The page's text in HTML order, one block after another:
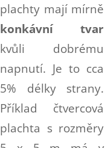
plachty mají mírně
konkávní tvar
kvůli dobrému
napnutí. Je to cca
5% délky strany.
Příklad čtvercová
plachta s rozměry